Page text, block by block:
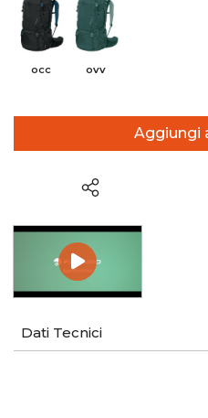
OCC OVV
Dati Tecnici